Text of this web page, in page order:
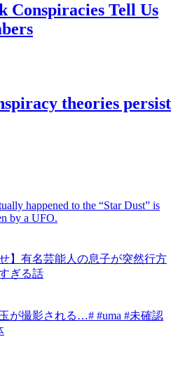
Tell Us
theories persist
happened to the “Star Dust” is
by a UFO.
】有名芸能人の息子が突然行方
ぎる話
が撮影される…# #uma #未確認